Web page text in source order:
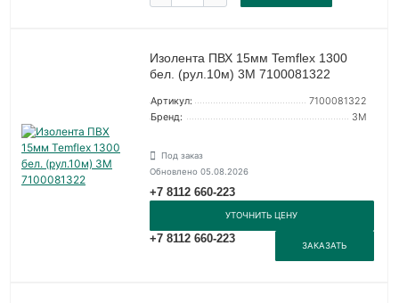
Изолента ПВХ 15мм Temflex 1300
бел. (рул.10м) 3М 7100081322
Артикул:
7100081322
Бренд:
3М
Под заказ
Обновлено 05.08.2026
+7 8112 660-223
УТОЧНИТЬ ЦЕНУ
+7 8112 660-223
ЗАКАЗАТЬ